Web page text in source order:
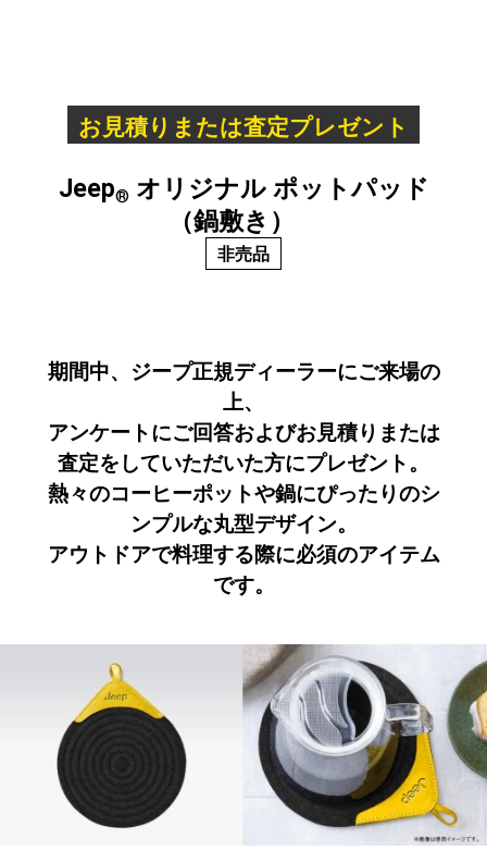
お見積りまたは査定プレゼント
Jeep® オリジナル ポットパッド
（鍋敷き）
非売品
期間中、ジープ正規ディーラーにご来場の
上、
アンケートにご回答およびお見積りまたは
査定をしていただいた方にプレゼント。
熱々のコーヒーポットや鍋にぴったりのシ
ンプルな丸型デザイン。
アウトドアで料理する際に必須のアイテム
です。